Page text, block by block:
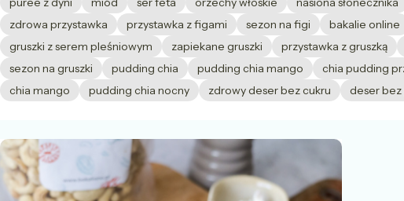
zdrowa przystawka
przystawka z figami sezon na figi bakalie online
gruszki z serem pleśniowym
zapiekane gruszki przystawka z gruszką
sezon na gruszki
pudding chia pudding chia mango chia pudding
chia mango
pudding chia nocny zdrowy deser bez cukru deser